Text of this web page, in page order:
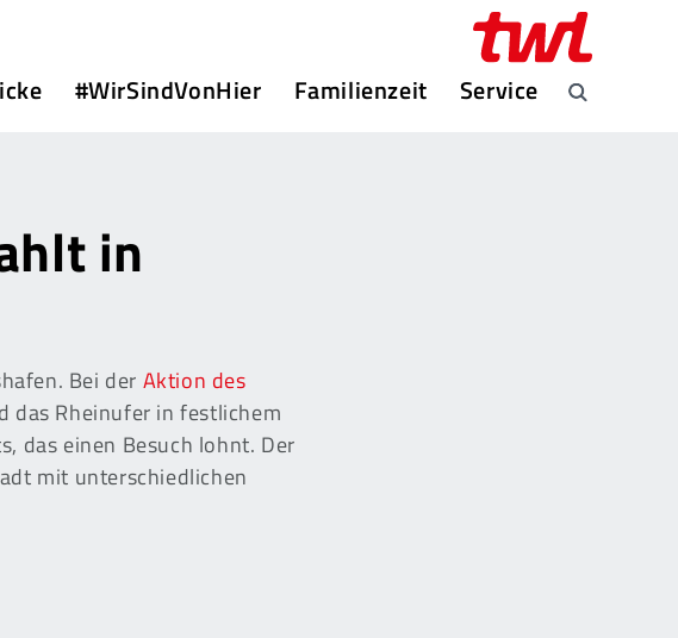
#WirSindVonHier Familienzeit Service
in
Bei der Aktion des
das Rheinufer in festlichem
das einen Besuch lohnt. Der
mit unterschiedlichen